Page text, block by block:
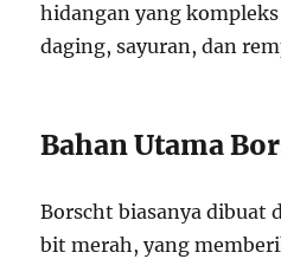
hidangan yang
daging, sayuran, dan
Bahan Utama
Borscht biasanya dibuat
bit merah, yang